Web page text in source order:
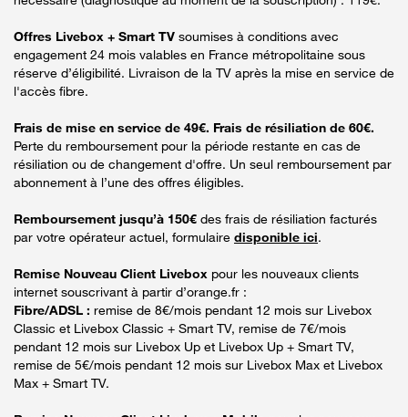
Offres Livebox + Smart TV soumises à conditions avec
engagement 24 mois valables en France métropolitaine sous
réserve d’éligibilité. Livraison de la TV après la mise en service de
l'accès fibre.
Frais de mise en service de 49€. Frais de résiliation de 60€.
Perte du remboursement pour la période restante en cas de
résiliation ou de changement d'offre. Un seul remboursement par
abonnement à l’une des offres éligibles.
Remboursement jusqu’à 150€ des frais de résiliation facturés
par votre opérateur actuel, formulaire disponible ici.
Remise Nouveau Client Livebox pour les nouveaux clients
internet souscrivant à partir d’orange.fr :
Fibre/ADSL : remise de 8€/mois pendant 12 mois sur Livebox
Classic et Livebox Classic + Smart TV, remise de 7€/mois
pendant 12 mois sur Livebox Up et Livebox Up + Smart TV,
remise de 5€/mois pendant 12 mois sur Livebox Max et Livebox
Max + Smart TV.